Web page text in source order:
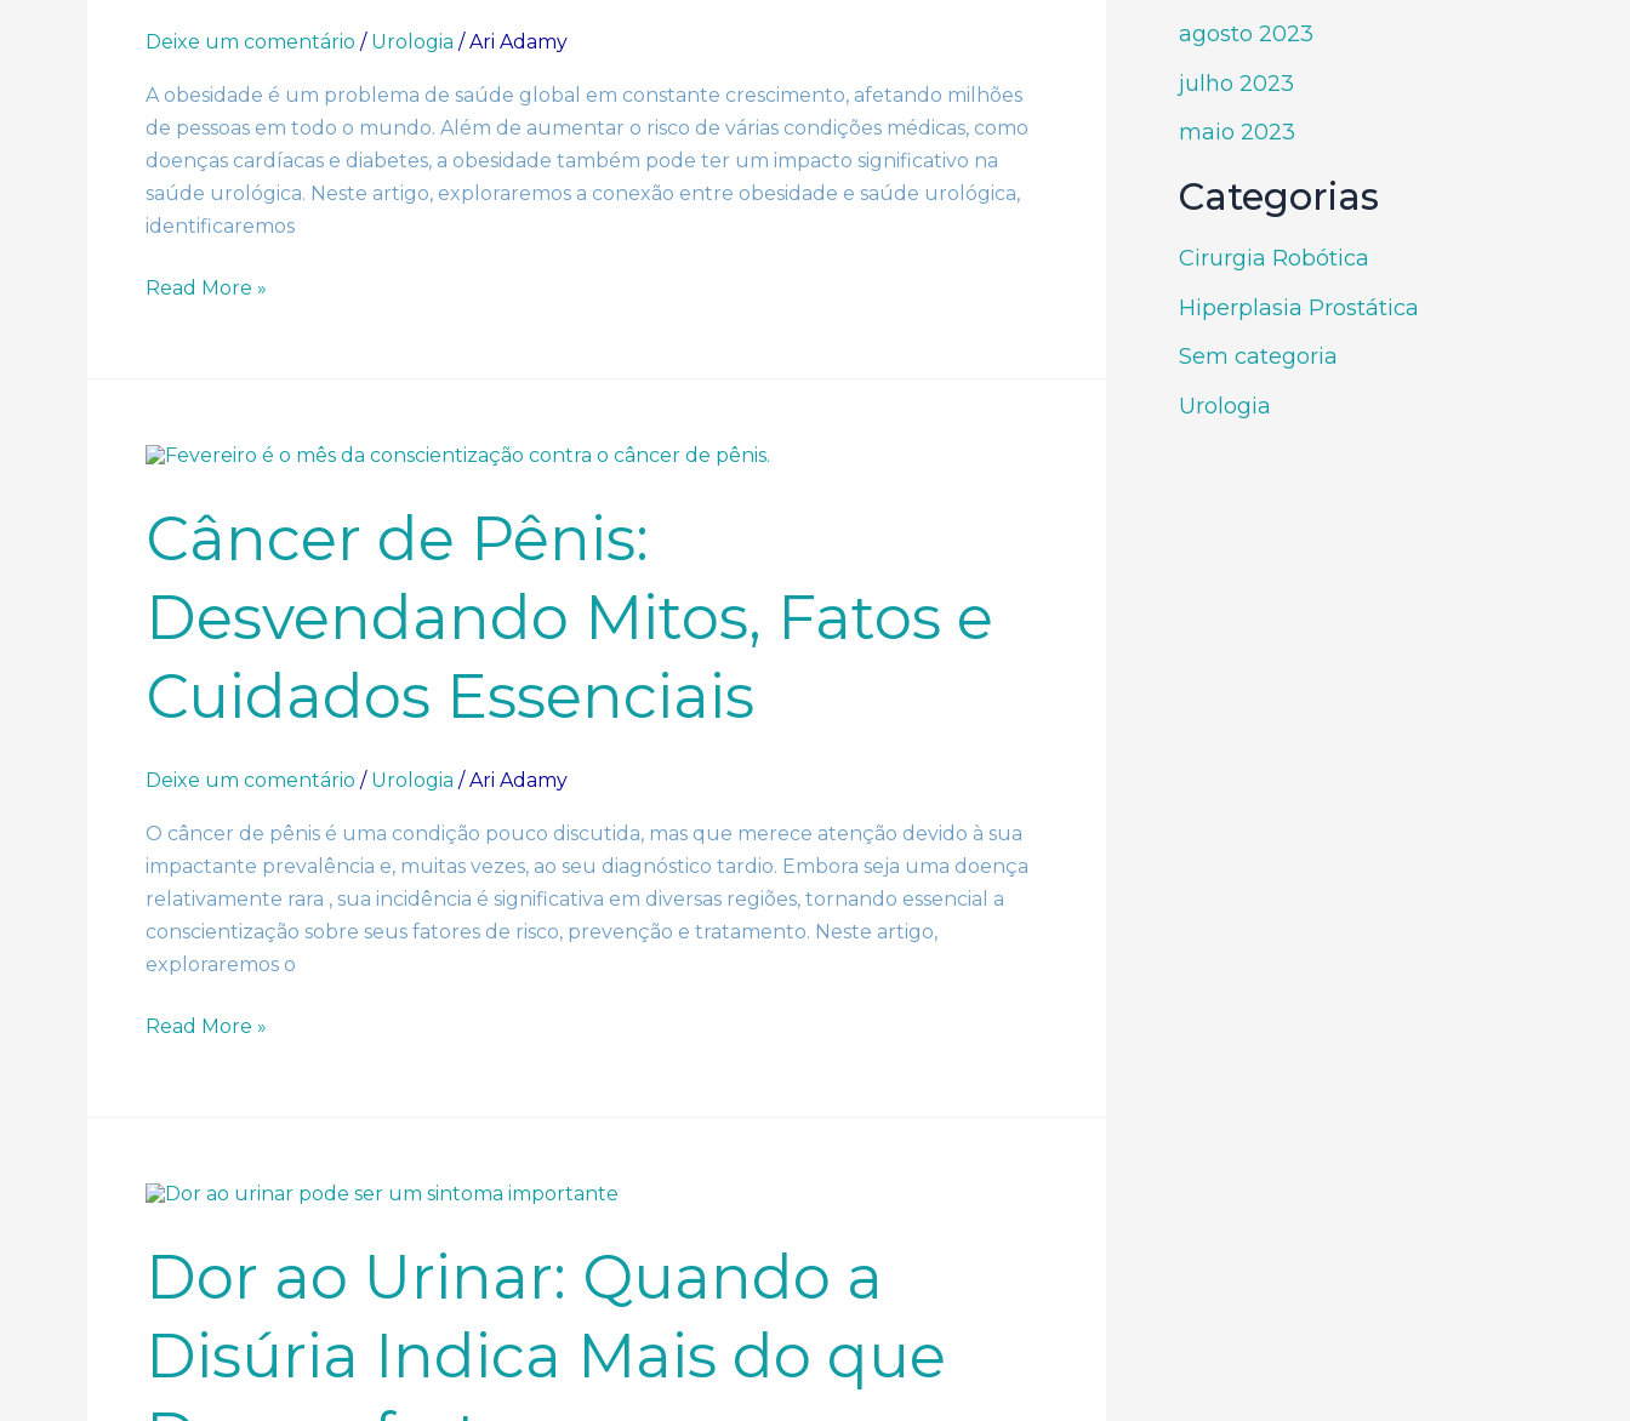
Deixe um comentário / Urologia /Ari Adamy
A obesidade é um problema de saúde global em constante crescimento, afetando milhões
de pessoas em todo o mundo. Além de aumentar o risco de várias condições médicas, como
doenças cardíacas e diabetes, a obesidade também pode ter um impacto significativo na
saúde urológica. Neste artigo, exploraremos a conexão entre obesidade e saúde urológica,
identificaremos
Read More »
Câncer de Pênis:
Desvendando Mitos, Fatos e
Cuidados Essenciais
Deixe um comentário / Urologia /Ari Adamy
O câncer de pênis é uma condição pouco discutida, mas que merece atenção devido à sua
impactante prevalência e, muitas vezes, ao seu diagnóstico tardio. Embora seja uma doença
relativamente rara , sua incidência é significativa em diversas regiões, tornando essencial a
conscientização sobre seus fatores de risco, prevenção e tratamento. Neste artigo,
exploraremos o
Câncer
de
Desvendando
Mitos,
Fatos
Cuidados
Essenciais
Read More »
Dor ao Urinar: Quando a
Disúria Indica Mais do que
Dor
ao
Disúria
Mais
que
agosto 2023
julho 2023
maio 2023
Categorias
Cirurgia Robótica
Hiperplasia Prostática
Sem categoria
Urologia